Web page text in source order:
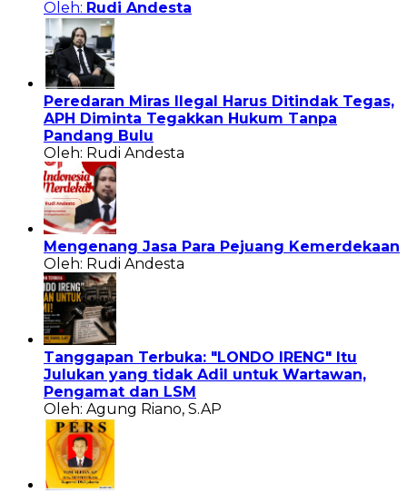
Oleh: Rudi Andesta
Peredaran Miras Ilegal Harus Ditindak Tegas,
APH Diminta Tegakkan Hukum Tanpa
Pandang Bulu
Oleh: Rudi Andesta
Mengenang Jasa Para Pejuang Kemerdekaan
Oleh: Rudi Andesta
Tanggapan Terbuka: "LONDO IRENG" Itu
Julukan yang tidak Adil untuk Wartawan,
Pengamat dan LSM
Oleh: Agung Riano, S.AP